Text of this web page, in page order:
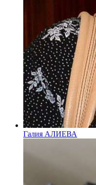
Галия АЛИЕВА